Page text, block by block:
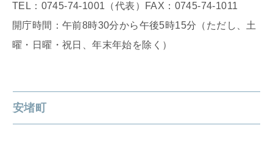
TEL：0745-74-1001（代表）FAX：0745-74-1011
開庁時間：午前8時30分から午後5時15分（ただし、土
曜・日曜・祝日、年末年始を除く）
安堵町